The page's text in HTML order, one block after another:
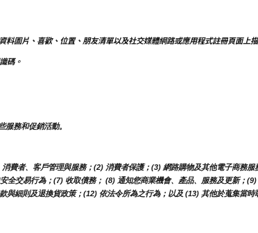
圖片、喜歡、位置、朋友清單以及社交媒體網路或應用程式註冊頁面上
碼。
務和促銷活動。
費者、客戶管理與服務；(2) 消費者保護；(3) 網路購物及其他電子商務
交易行為；(7) 收取債務； (8) 通知您商業機會、產品、服務及更新；
細則及退換貨政策；(12) 依法令所為之行為；以及 (13) 其他於蒐集當時